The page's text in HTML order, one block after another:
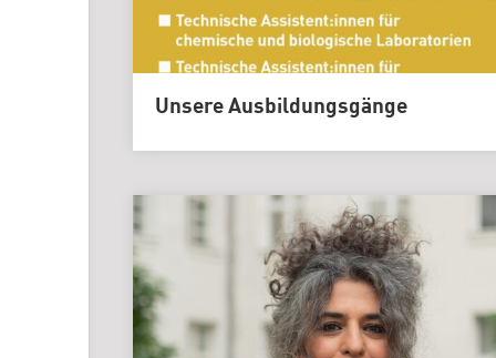
Unsere Ausbildungsgänge